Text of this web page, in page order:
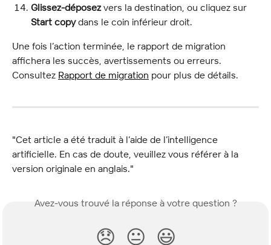
Glissez-déposez vers la destination, ou cliquez sur
Start copy dans le coin inférieur droit.
Une fois l’action terminée, le rapport de migration
affichera les succès, avertissements ou erreurs.
Consultez Rapport de migration pour plus de détails.
"Cet article a été traduit à l’aide de l’intelligence
artificielle. En cas de doute, veuillez vous référer à la
version originale en anglais."
Avez-vous trouvé la réponse à votre question ?
😞 😐 😃